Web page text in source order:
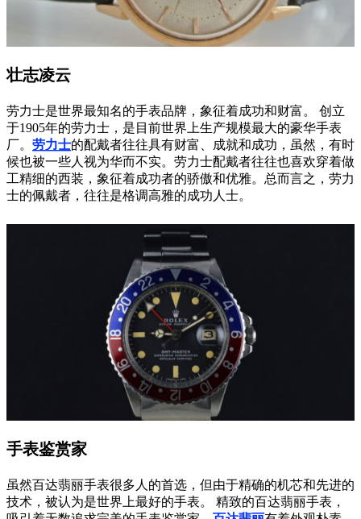
壮志凌云
劳力士是世界最知名的手表品牌，象征着成功和财富。 创立
于1905年的劳力士，是目前世界上生产规模最大的豪华手表
厂。 劳力士的配戴者往往具有财富、成就和成功，虽然，有时
候也被一些人视为华而不实。劳力士配戴者往往也喜欢穿着做
工精细的西装，象征着成功者的骄傲和优雅。总而言之，劳力
士的佩戴者，往往是格调高雅的成功人士。
手表鉴赏家
虽然百达翡丽手表很多人的首选，但由于精确的机芯和先进的
技术，被认为是世界上最好的手表。 精致的百达翡丽手表，